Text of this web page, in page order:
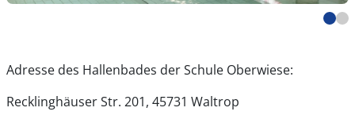
Adresse des Hallenbades der Schule Oberwiese:
Recklinghäuser Str. 201, 45731 Waltrop